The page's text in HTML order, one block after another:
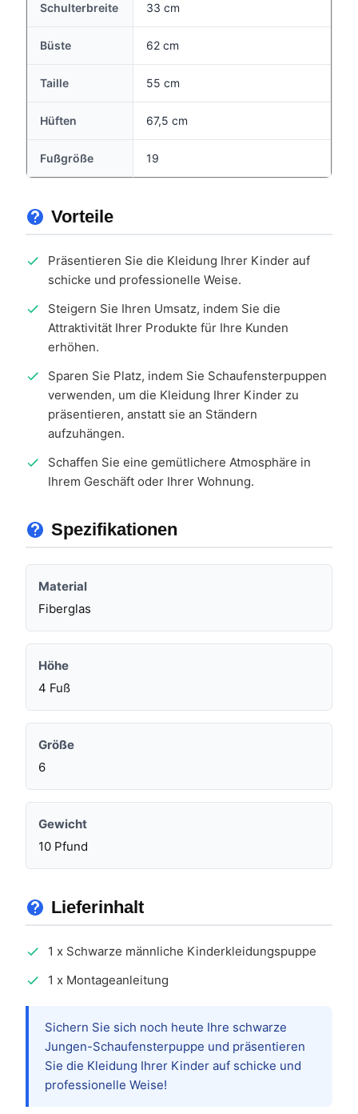
Schulterbreite 33 cm
Büste 62 cm
Taille 55 cm
Hüften 67,5 cm
Fußgröße 19
Vorteile
Präsentieren Sie die Kleidung Ihrer Kinder auf
schicke und professionelle Weise.
Steigern Sie Ihren Umsatz, indem Sie die
Attraktivität Ihrer Produkte für Ihre Kunden
erhöhen.
Sparen Sie Platz, indem Sie Schaufensterpuppen
verwenden, um die Kleidung Ihrer Kinder zu
präsentieren, anstatt sie an Ständern
aufzuhängen.
Schaffen Sie eine gemütlichere Atmosphäre in
Ihrem Geschäft oder Ihrer Wohnung.
Spezifikationen
Material
Fiberglas
Höhe
4 Fuß
Größe
6
Gewicht
10 Pfund
Lieferinhalt
1 x Schwarze männliche Kinderkleidungspuppe
1 x Montageanleitung
Sichern Sie sich noch heute Ihre schwarze
Jungen-Schaufensterpuppe und präsentieren
Sie die Kleidung Ihrer Kinder auf schicke und
professionelle Weise!